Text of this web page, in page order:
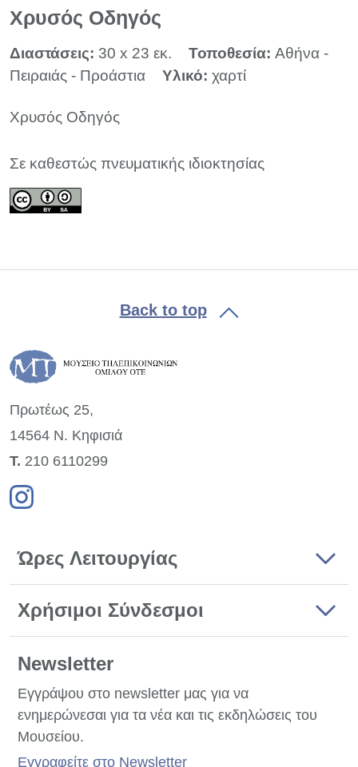
Χρυσός Οδηγός
Διαστάσεις: 30 x 23 εκ. Τοποθεσία: Αθήνα -
Πειραιάς - Προάστια
Υλικό: χαρτί
Χρυσός Οδηγός
Σε καθεστώς πνευματικής ιδιοκτησίας
Back to top
Πρωτέως 25,
14564 Ν. Κηφισιά
Τ. 210 6110299
Ώρες Λειτουργίας
Χρήσιμοι Σύνδεσμοι
Newsletter
Εγγράψου στο newsletter μας για να
ενημερώνεσαι για τα νέα και τις εκδηλώσεις του
Μουσείου.
Εγγραφείτε στο Newsletter